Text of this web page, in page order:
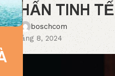
TINH
by
boschcom
27 Tháng 8, 2024